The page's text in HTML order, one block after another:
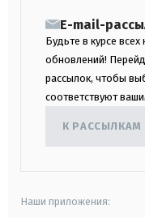
E-mail-
Будьте в курсе всех
обновлений!
рассылок, чтобы
соответствуют
К РАССЫЛКАМ
Наши приложения: